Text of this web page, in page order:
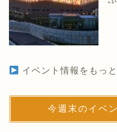
イベント情報をもっと
今週末のイベ